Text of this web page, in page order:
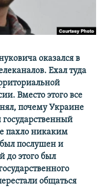
оказался в
Ехал туда
Вместо этого все
почему Украине
государственный
пахло никаким
послушен и
до этого был
общаться